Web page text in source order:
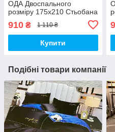
ОДА Двоспального
розміру 175х210 Стьобана
якості
910 ₴ 1 110 ₴
Купити
Подібні товари компанії